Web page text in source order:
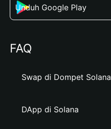
Unduh Google Play
FAQ
Swap di Dompet Solana
DApp di Solana